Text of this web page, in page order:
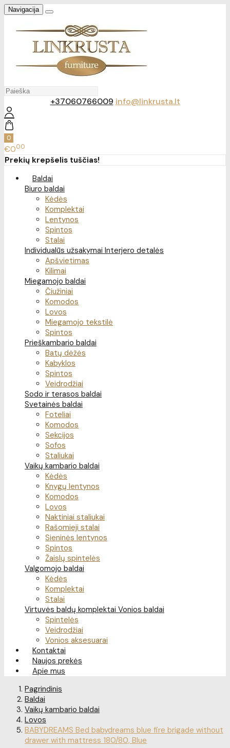
Navigacija
+37060766009 info@linkrusta.lt
0
€000
Prekių krepšelis tuščias!
Baldai
Biuro baldai
Kėdės
Komplektai
Lentynos
Spintos
Stalai
Individualūs užsakymai Interjero detalės
Apšvietimas
Kilimai
Miegamojo baldai
Čiužiniai
Komodos
Lovos
Miegamojo tekstilė
Spintos
Prieškambario baldai
Batų dėžės
Kabyklos
Spintos
Veidrodžiai
Sodo ir terasos baldai
Svetainės baldai
Foteliai
Komodos
Sekcijos
Sofos
Staliukai
Vaikų kambario baldai
Kėdės
Knygų lentynos
Komodos
Lovos
Naktiniai staliukai
Rašomieji stalai
Sieninės lentynos
Spintos
Žaislų spintelės
Valgomojo baldai
Kėdės
Komplektai
Stalai
Virtuvės baldų komplektai Vonios baldai
Spintelės
Veidrodžiai
Vonios aksesuarai
Kontaktai
Naujos prekės
Apie mus
Pagrindinis
Baldai
Vaikų kambario baldai
Lovos
BABYDREAMS Bed babydreams blue fire brigade without
drawer with mattress 180/80, Blue